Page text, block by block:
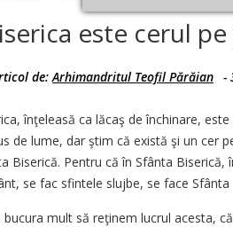
este cerul
de:Arhimandritul Teofil Părăian -
înţeleasă ca lăcaş de închinare,
de lume, dar ştim că există şi un cer
Biserică. Pentru că în Sfânta
se fac sfintele slujbe, se face
bucura mult să reţinem lucrul acesta,
Noiembrie Decembrie